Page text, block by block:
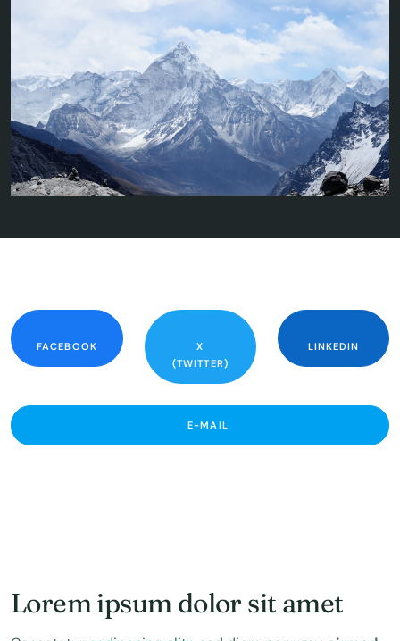
FACEBOOK
X
(TWITTER)
LINKEDIN
E-MAIL
Lorem ipsum dolor sit amet